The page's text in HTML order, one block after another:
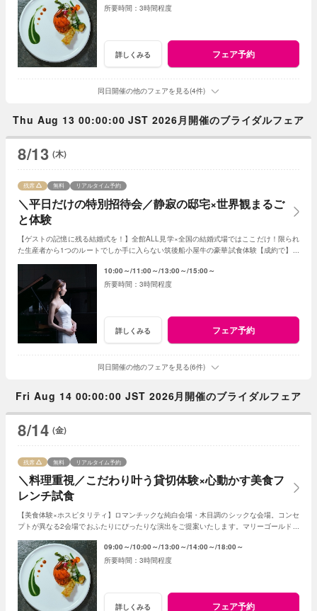
3時間程度
詳しくみる フェア予約
同日開催の他のフェアを見る(4件)
Thu Aug 13 00:00:00 JST 2026月開催のブライダルフェア
8/13 (木)
＼平日だけの特別招待会／静寂の邸宅×世界観まるご
と体験
残席 無料 リアルタイム予約
【ゲストの記憶に残る結婚式を！】全館ALL見学×全国の結婚式場ではここだけ！限られ
た生産者から1つのルートでしか手に入らない筑後船小屋牛の豪華試食体験【成約で】挙
10:00～ 11:00～ 13:00～ 15:00～
3時間程度
詳しくみる フェア予約
同日開催の他のフェアを見る(6件)
Fri Aug 14 00:00:00 JST 2026月開催のブライダルフェア
8/14 (金)
＼料理重視／こだわり叶う貸切体験×心動かす美食フ
レンチ試食
残席 無料 リアルタイム予約
【美食体験×ホスピタリティ】ロマンチックな純白会場・木目調のシックな会場。コンセ
プトが異なる2会場でおふたりにぴったりな演出をご提案いたします。マリーゴールド名
09:00～ 10:00～ 13:00～ 14:00～ 18:00～
3時間程度
詳しくみる フェア予約